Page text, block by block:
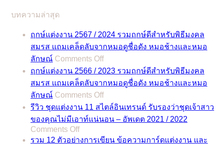
บทความล่าสุด
ฤกษ์แต่งงาน 2567 / 2024 รวมฤกษ์ดีสำหรับพิธีมงคล
สมรส แถมเคล็ดลับจากหมอดูชื่อดัง หมอช้างและหมอ
ลักษณ์ Comments Offon
ฤกษ์
แต่งงาน
2567
2024
รวม
ดี
ฤกษ์แต่งงาน 2566 / 2023 รวมฤกษ์ดีสำหรับพิธีมงคล
สมรส แถมเคล็ดลับจากหมอดูชื่อดัง หมอช้างและหมอ
ลักษณ์ Comments Offon
ฤกษ์
แต่งงาน
2566
/
2023
รีวิว ชุดแต่งงาน 11 สไตล์อินเทรนด์ รับรองว่าชุดเจ้าสาว
ของคุณไม่มีเอาท์แน่นอน – อัพเดต 2021 / 2022
Comments Offon
รีวิว
รวม 12 ตัวอย่างการเขียน ข้อความการ์ดแต่งงาน และ